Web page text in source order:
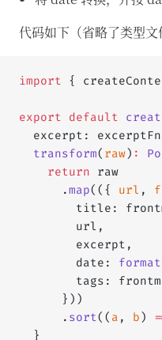
代码如下（省略了类型文
import {
export default
excerpt:
  transform
( raw) :
    return
raw
      .
map(({ url ,
title:
        url,
        excerpt,
        date:
tags:
      }))
      .
sort(( a , b )
  }